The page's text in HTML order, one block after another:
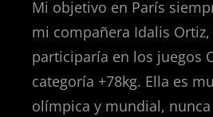
Mi objetivo en París
mi compañera Idalis
participaría en los juegos
categoría +78kg. Ella es
olímpica y mundial,